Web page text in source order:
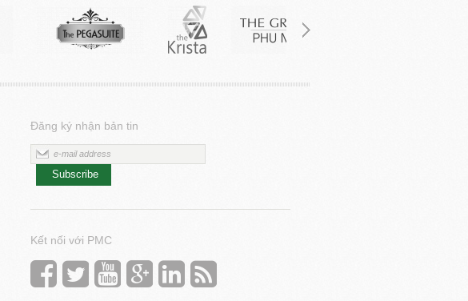
Đăng ký nhận bản tin
Subscribe
Kết nối với PMC